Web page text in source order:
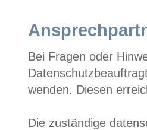
Bei Fragen oder
wenden. Diesen
Die zuständige